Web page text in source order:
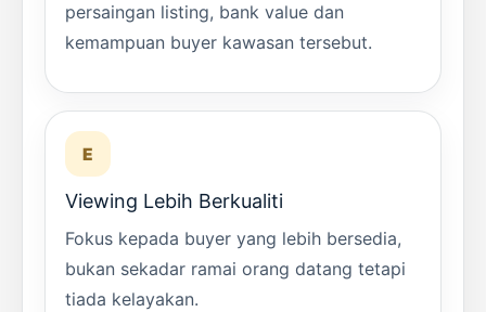
persaingan listing, bank value dan
kemampuan buyer kawasan tersebut.
E
Viewing Lebih Berkualiti
Fokus kepada buyer yang lebih bersedia,
bukan sekadar ramai orang datang tetapi
tiada kelayakan.